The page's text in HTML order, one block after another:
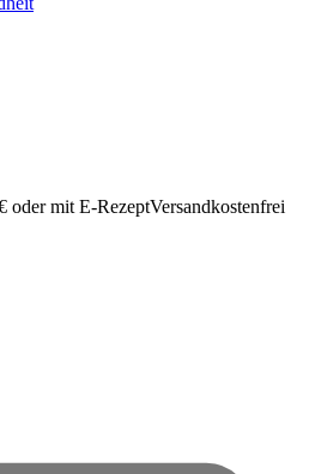
oder mit E-RezeptVersandkostenfrei